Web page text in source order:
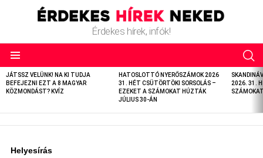
Érdekes hírek, infók!
LATEST
STORIES
JÁTSSZ VELÜNK! NA KI TUDJA
BEFEJEZNI EZT A 8 MAGYAR
KÖZMONDÁST? KVÍZ
HATOSLOTTÓ NYERŐSZÁMOK 2026
31. HÉT CSÜTÖRTÖKI SORSOLÁS –
EZEKET A SZÁMOKAT HÚZTÁK
JÚLIUS 30-ÁN
2026. 31.
Helyesírás